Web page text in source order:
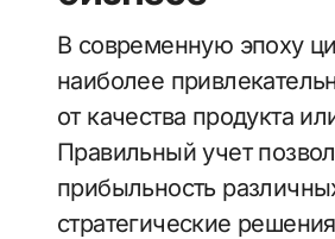
В современную эпоху цифровых технологий интернет-бизнес становится одним из
наиболее
от качества продукта
Правильный учет
прибыльность
стратегические